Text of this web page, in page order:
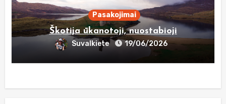
Pasakojimai
Škotija ūkanotoji, nuostabioji
Suvalkiete 19/06/2026